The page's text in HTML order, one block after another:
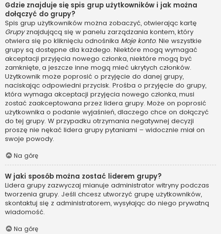
Gdzie znajduje się spis grup użytkowników i jak można
dołączyć do grupy?
Spis grup użytkowników można zobaczyć, otwierając kartę
Grupyznajdującą się w panelu zarządzania kontem, który
otwiera się po kliknięciu odnośnika Moje konto. Nie wszystkie
grupy są dostępne dla każdego. Niektóre mogą wymagać
akceptacji przyjęcia nowego członka, niektóre mogą być
zamknięte, a jeszcze inne mogą mieć ukrytych członków.
Użytkownik może poprosić o przyjęcie do danej grupy,
naciskając odpowiedni przycisk. Prośba o przyjęcie do grupy,
która wymaga akceptacji przyjęcia nowego członka, musi
zostać zaakceptowana przez lidera grupy. Może on poprosić
użytkownika o podanie wyjaśnień, dlaczego chce on dołączyć
do tej grupy. W przypadku otrzymania negatywnej decyzji
proszę nie nękać lidera grupy pytaniami – widocznie miał on
swoje powody.
Na górę
W jaki sposób można zostać liderem grupy?
Lidera grupy zazwyczaj mianuje administrator witryny podczas
tworzenia grupy. Jeśli chcesz utworzyć grupę użytkowników,
skontaktuj się z administratorem, wysyłając do niego prywatną
wiadomość.
Na górę